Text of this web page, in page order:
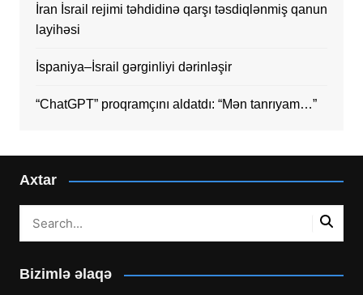
İran İsrail rejimi təhdidinə qarşı təsdiqlənmiş qanun
layihəsi
İspaniya–İsrail gərginliyi dərinləşir
“ChatGPT” proqramçını aldatdı: “Mən tanrıyam…”
Axtar
Bizimlə əlaqə